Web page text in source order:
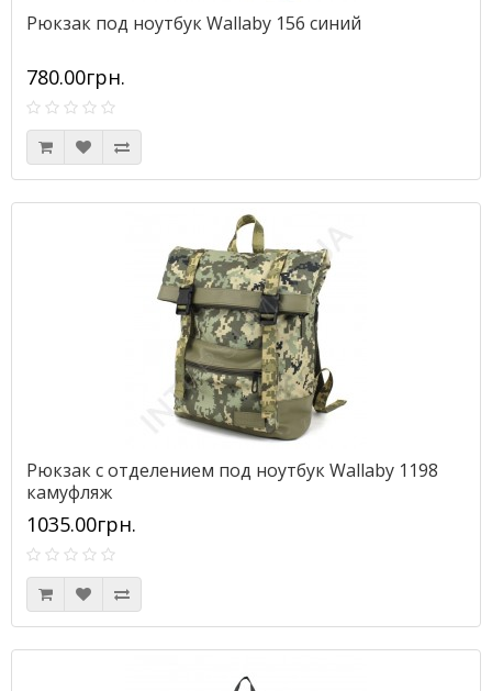
Рюкзак под ноутбук Wallaby 156 синий
780.00грн.
Рюкзак с отделением под ноутбук Wallaby 1198
камуфляж
1035.00грн.